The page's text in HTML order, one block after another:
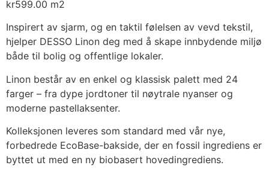
kr599.00 m2
Inspirert av sjarm, og en taktil følelsen av vevd tekstil,
hjelper DESSO Linon deg med å skape innbydende miljø
både til bolig og offentlige lokaler.
Linon består av en enkel og klassisk palett med 24
farger – fra dype jordtoner til nøytrale nyanser og
moderne pastellaksenter.
Kolleksjonen leveres som standard med vår nye,
forbedrede EcoBase-bakside, der en fossil ingrediens er
byttet ut med en ny biobasert hovedingrediens.